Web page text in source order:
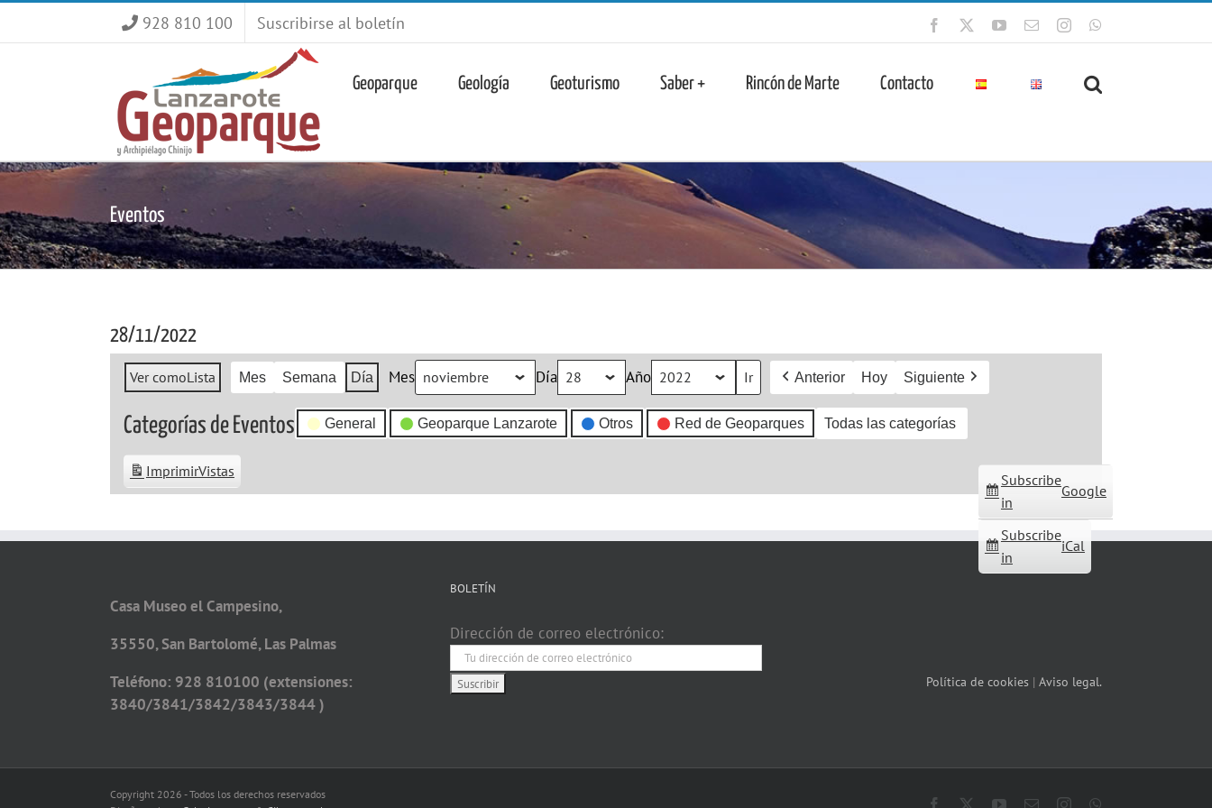
928 810 100 Suscribirse al boletín Facebook YouTube
CorreoInstagram
Geoparque Geología Geoturismo Saber + Rincón de Marte Contacto
Eventos
28/11/2022
Ver comoLista Mes Semana Día Mes Día Año Anterior Hoy Siguiente
Categorías de Eventos General Geoparque Lanzarote Otros Red de Geoparques Todas las categorías
Subscribe
in
Google
Subscribe
in
iCal
ImprimirVistas
Casa Museo el Campesino,
35550, San Bartolomé, Las Palmas
Teléfono: 928 810100 (extensiones:
3840/3841/3842/3843/3844 )
BOLETÍN
Dirección de correo electrónico:
Política de cookies | Aviso legal.
Copyright 2026 - Todos los derechos reservados
Facebook YouTube
CorreoInstagram